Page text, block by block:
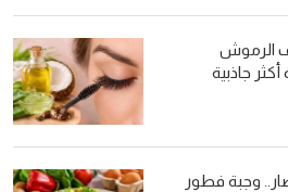
الرموش
جاذبية
وجبة فطور